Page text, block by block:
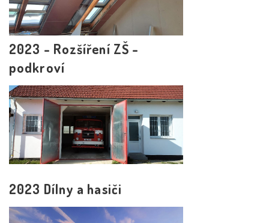
2023 - Rozšíření ZŠ -
podkroví
2023 Dílny a hasiči